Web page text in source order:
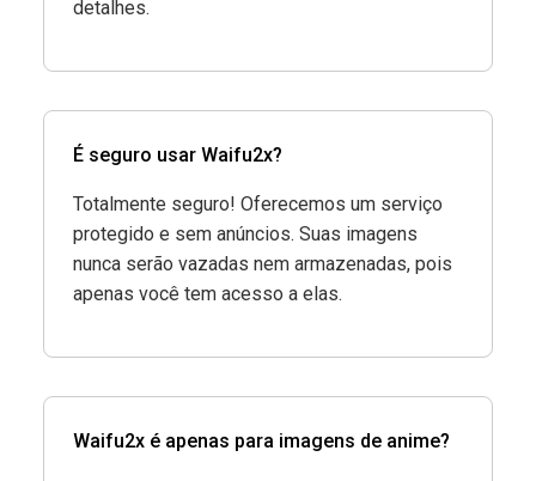
detalhes.
É seguro usar Waifu2x?
Totalmente seguro! Oferecemos um serviço
protegido e sem anúncios. Suas imagens
nunca serão vazadas nem armazenadas, pois
apenas você tem acesso a elas.
Waifu2x é apenas para imagens de anime?